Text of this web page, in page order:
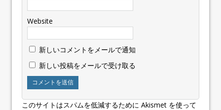
Website
新しいコメントをメールで通知
新しい投稿をメールで受け取る
このサイトはスパムを低減するために Akismet を使って